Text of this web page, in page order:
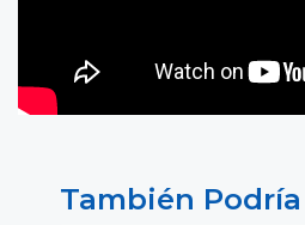
También